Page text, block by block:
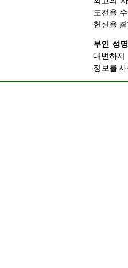
도전을
헌신을
부인 성
대변하지
정보를